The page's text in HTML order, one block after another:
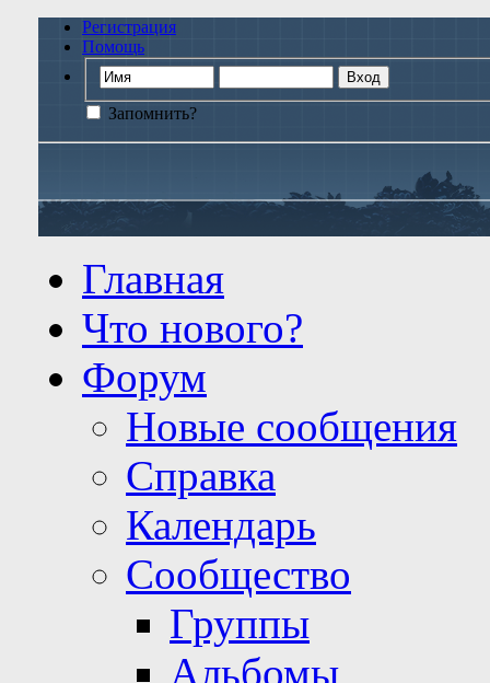
Регистрация
Помощь
Запомнить?
Главная
Что нового?
Форум
Новые сообщения
Справка
Календарь
Сообщество
Группы
Альбомы